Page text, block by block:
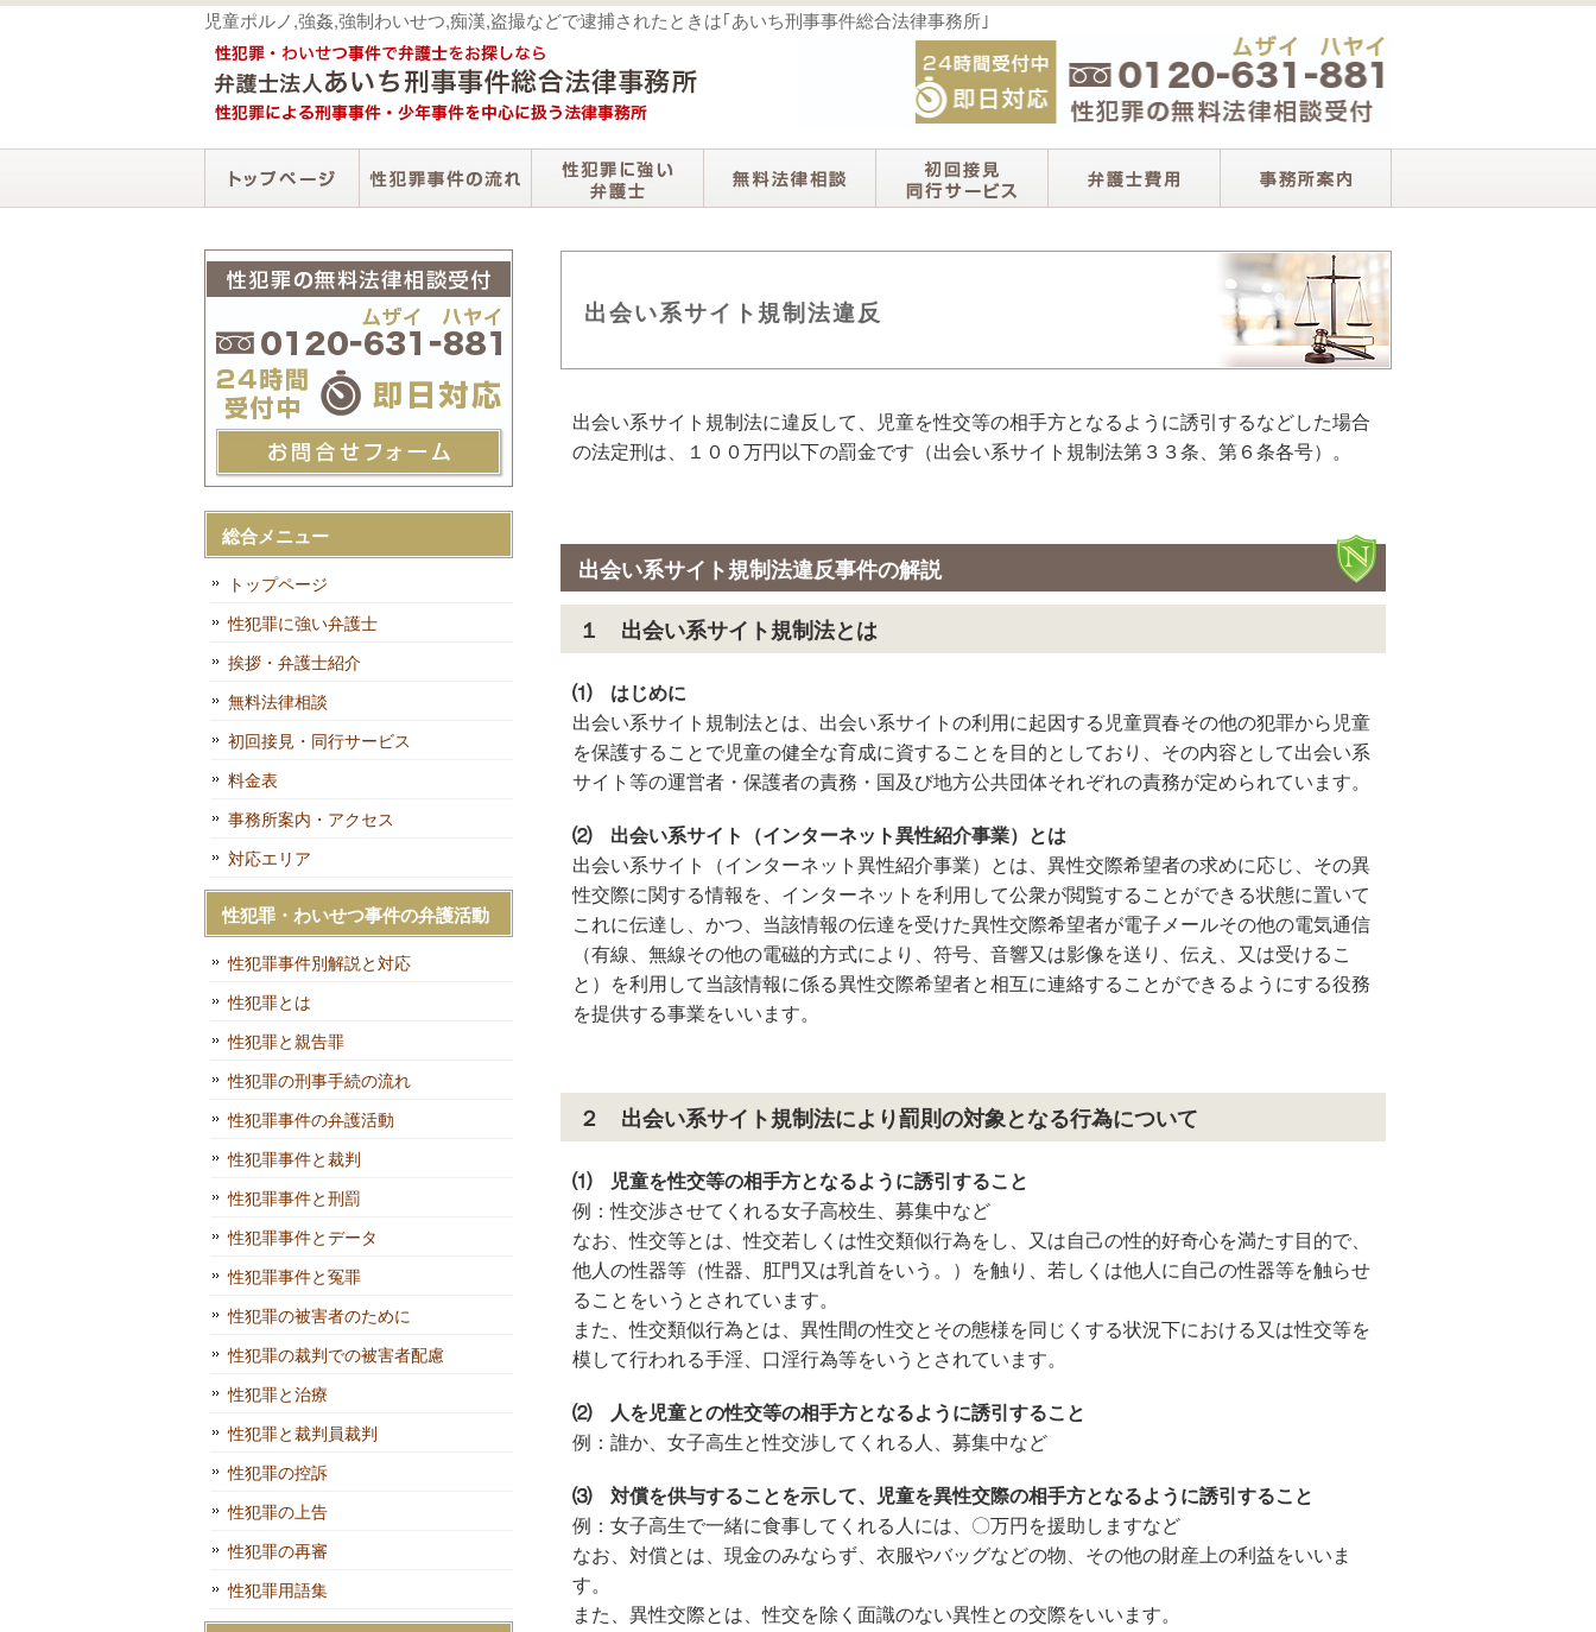
児童ポルノ,強姦,強制わいせつ,痴漢,盗撮などで逮捕されたときは｢あいち刑事事件総合法律事務所｣
出会い系サイト規制法違反
出会い系サイト規制法に違反して、児童を性交等の相手方となるように誘引するなどした場合
の法定刑は、１００万円以下の罰金です（出会い系サイト規制法第３３条、第６条各号）。
出会い系サイト規制法違反事件の解説
１ 出会い系サイト規制法とは
⑴ はじめに
出会い系サイト規制法とは、出会い系サイトの利用に起因する児童買春その他の犯罪から児童
を保護することで児童の健全な育成に資することを目的としており、その内容として出会い系
サイト等の運営者・保護者の責務・国及び地方公共団体それぞれの責務が定められています。
⑵ 出会い系サイト（インターネット異性紹介事業）とは
出会い系サイト（インターネット異性紹介事業）とは、異性交際希望者の求めに応じ、その異
性交際に関する情報を、インターネットを利用して公衆が閲覧することができる状態に置いて
これに伝達し、かつ、当該情報の伝達を受けた異性交際希望者が電子メールその他の電気通信
（有線、無線その他の電磁的方式により、符号、音響又は影像を送り、伝え、又は受けるこ
と）を利用して当該情報に係る異性交際希望者と相互に連絡することができるようにする役務
を提供する事業をいいます。
２ 出会い系サイト規制法により罰則の対象となる行為について
⑴ 児童を性交等の相手方となるように誘引すること
例：性交渉させてくれる女子高校生、募集中など
なお、性交等とは、性交若しくは性交類似行為をし、又は自己の性的好奇心を満たす目的で、
他人の性器等（性器、肛門又は乳首をいう。）を触り、若しくは他人に自己の性器等を触らせ
ることをいうとされています。
また、性交類似行為とは、異性間の性交とその態様を同じくする状況下における又は性交等を
模して行われる手淫、口淫行為等をいうとされています。
⑵ 人を児童との性交等の相手方となるように誘引すること
例：誰か、女子高生と性交渉してくれる人、募集中など
⑶ 対償を供与することを示して、児童を異性交際の相手方となるように誘引すること
例：女子高生で一緒に食事してくれる人には、〇万円を援助しますなど
なお、対償とは、現金のみならず、衣服やバッグなどの物、その他の財産上の利益をいいま
す。
また、異性交際とは、性交を除く面識のない異性との交際をいいます。
総合メニュー
トップページ
性犯罪に強い弁護士
挨拶・弁護士紹介
無料法律相談
初回接見・同行サービス
料金表
事務所案内・アクセス
対応エリア
性犯罪・わいせつ事件の弁護活動
性犯罪事件別解説と対応
性犯罪とは
性犯罪と親告罪
性犯罪の刑事手続の流れ
性犯罪事件の弁護活動
性犯罪事件と裁判
性犯罪事件と刑罰
性犯罪事件とデータ
性犯罪事件と冤罪
性犯罪の被害者のために
性犯罪の裁判での被害者配慮
性犯罪と治療
性犯罪と裁判員裁判
性犯罪の控訴
性犯罪の上告
性犯罪の再審
性犯罪用語集